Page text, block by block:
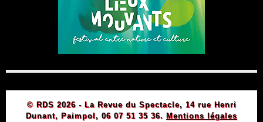
© RDS 2026 - La Revue du Spectacle, 14 rue Henri
Dunant, Paimpol, 06 07 51 35 36. Mentions légales